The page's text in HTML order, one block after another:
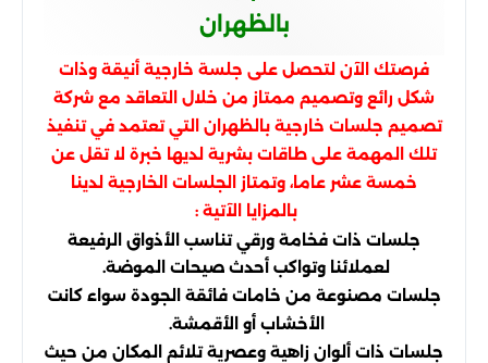
بالظهران
فرصتك الآن لتحصل على جلسة خارجية أنيقة وذات
شكل رائع وتصميم ممتاز من خلال التعاقد مع شركة
تصميم جلسات خارجية بالظهران التي تعتمد في تنفيذ
تلك المهمة على طاقات بشرية لديها خبرة لا تقل عن
خمسة عشر عاما، وتمتاز الجلسات الخارجية لدينا
بالمزايا الآتية :
جلسات ذات فخامة ورقي تناسب الأذواق الرفيعة
لعملائنا وتواكب أحدث صيحات الموضة.
جلسات مصنوعة من خامات فائقة الجودة سواء كانت
الأخشاب أو الأقمشة.
جلسات ذات ألوان زاهية وعصرية تلائم المكان من حيث